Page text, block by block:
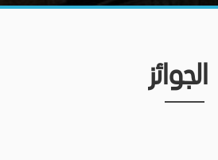
الجوائز